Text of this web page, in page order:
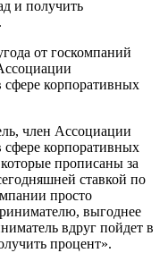
и получить
от госкомпаний
сфере корпоративных
член Ассоциации
сфере корпоративных
прописаны за
ставкой по
просто
выгоднее
вдруг пойдет в
процент».